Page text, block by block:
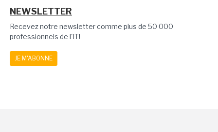
NEWSLETTER
Recevez notre newsletter comme plus de 50 000
professionnels de l'IT!
JE M'ABONNE